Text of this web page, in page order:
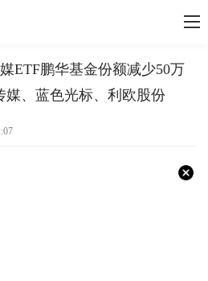
ETF鹏华基金份额减少50万
媒、蓝色光标、利欧股份